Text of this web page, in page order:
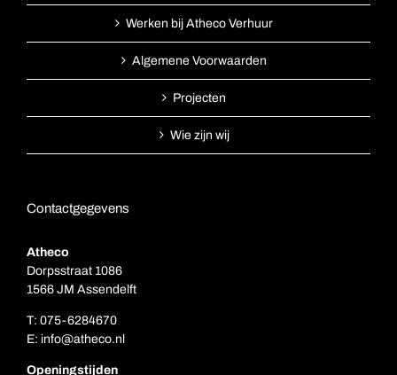
Werken bij Atheco Verhuur
Algemene Voorwaarden
Projecten
Wie zijn wij
Contactgegevens
Atheco
Dorpsstraat 1086
1566 JM Assendelft
T: 075-6284670
E: info@atheco.nl
Openingstijden